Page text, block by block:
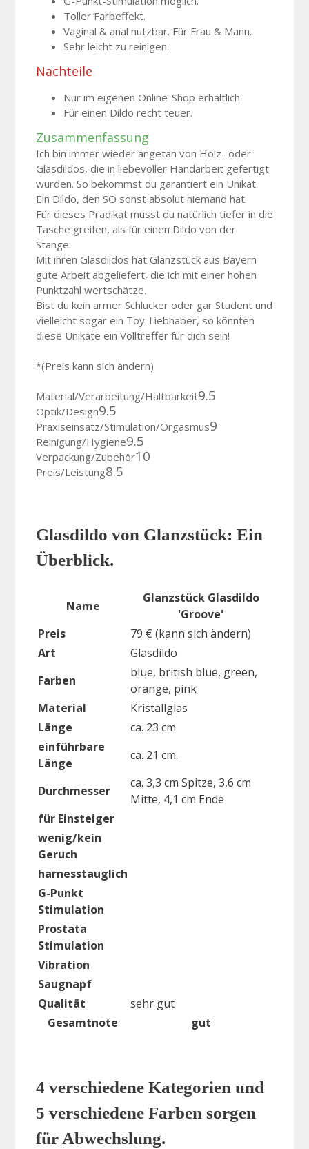
Toller Farbeffekt.
Vaginal & anal nutzbar. Für Frau & Mann.
Sehr leicht zu reinigen.
Nachteile
Nur im eigenen Online-Shop erhältlich.
Für einen Dildo recht teuer.
Zusammenfassung
Ich bin immer wieder angetan von Holz- oder
Glasdildos, die in liebevoller Handarbeit gefertigt
wurden. So bekommst du garantiert ein Unikat.
Ein Dildo, den SO sonst absolut niemand hat.
Für dieses Prädikat musst du natürlich tiefer in die
Tasche greifen, als für einen Dildo von der
Stange.
Mit ihren Glasdildos hat Glanzstück aus Bayern
gute Arbeit abgeliefert, die ich mit einer hohen
Punktzahl wertschätze.
Bist du kein armer Schlucker oder gar Student und
vielleicht sogar ein Toy-Liebhaber, so könnten
diese Unikate ein Volltreffer für dich sein!
*(Preis kann sich ändern)
Material/Verarbeitung/Haltbarkeit9.5
Optik/Design9.5
Praxiseinsatz/Stimulation/Orgasmus9
Reinigung/Hygiene9.5
Verpackung/Zubehör10
Preis/Leistung8.5
Glasdildo von Glanzstück: Ein
Überblick.
Name
Glanzstück Glasdildo
'Groove'
Preis
79 € (kann sich ändern)
Art
Glasdildo
Farben
blue, british blue, green,
orange, pink
Material
Kristallglas
Länge
ca. 23 cm
einführbare
Länge
ca. 21 cm.
Durchmesser
ca. 3,3 cm Spitze, 3,6 cm
Mitte, 4,1 cm Ende
für Einsteiger
wenig/kein
Geruch
harnesstauglich
G-Punkt
Stimulation
Prostata
Stimulation
Vibration
Saugnapf
Qualität
sehr gut
Gesamtnote
gut
4 verschiedene Kategorien und
5 verschiedene Farben sorgen
für Abwechslung.